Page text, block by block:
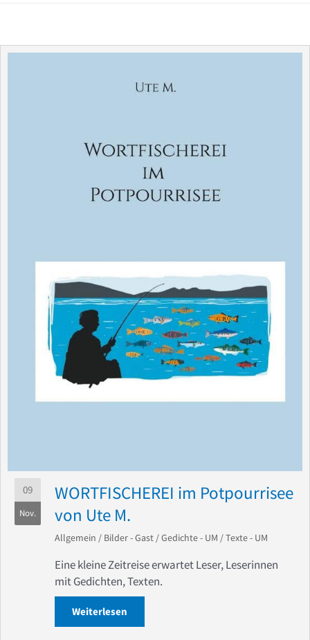
09
Nov.
WORTFISCHEREI im Potpourrisee
von Ute M.
Allgemein / Bilder - Gast /Gedichte - UM /Texte - UM
Eine kleine Zeitreise erwartet Leser, Leserinnen
mit Gedichten, Texten.
Weiterlesen